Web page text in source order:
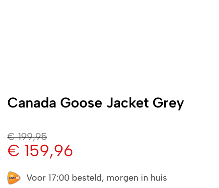
Canada Goose Jacket Grey
€199,95
€ 159,96
Voor 17:00 besteld, morgen in huis